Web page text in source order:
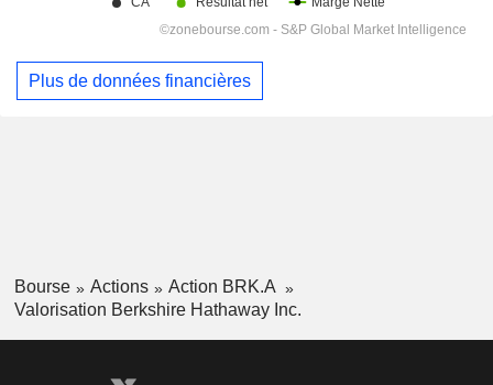
Plus de données financières
Bourse Actions
Action BRK.A
Valorisation Berkshire Hathaway Inc.